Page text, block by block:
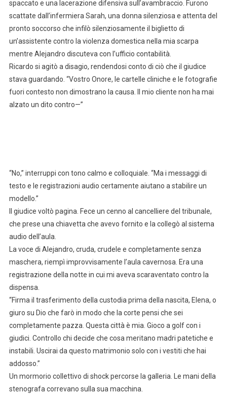
spaccato e una lacerazione difensiva sull’avambraccio. Furono
scattate dall’infermiera Sarah, una donna silenziosa e attenta del
pronto soccorso che infilò silenziosamente il biglietto di
un’assistente contro la violenza domestica nella mia scarpa
mentre Alejandro discuteva con l’ufficio contabilità.
Ricardo si agitò a disagio, rendendosi conto di ciò che il giudice
stava guardando. “Vostro Onore, le cartelle cliniche e le fotografie
fuori contesto non dimostrano la causa. Il mio cliente non ha mai
alzato un dito contro—”
“No,” interruppi con tono calmo e colloquiale. “Ma i messaggi di
testo e le registrazioni audio certamente aiutano a stabilire un
modello.”
Il giudice voltò pagina. Fece un cenno al cancelliere del tribunale,
che prese una chiavetta che avevo fornito e la collegò al sistema
audio dell’aula.
La voce di Alejandro, cruda, crudele e completamente senza
maschera, riempì improvvisamente l’aula cavernosa. Era una
registrazione della notte in cui mi aveva scaraventato contro la
dispensa.
“Firma il trasferimento della custodia prima della nascita, Elena, o
giuro su Dio che farò in modo che la corte pensi che sei
completamente pazza. Questa città è mia. Gioco a golf con i
giudici. Controllo chi decide che cosa meritano madri patetiche e
instabili. Uscirai da questo matrimonio solo con i vestiti che hai
addosso.”
Un mormorio collettivo di shock percorse la galleria. Le mani della
stenografa correvano sulla sua macchina.